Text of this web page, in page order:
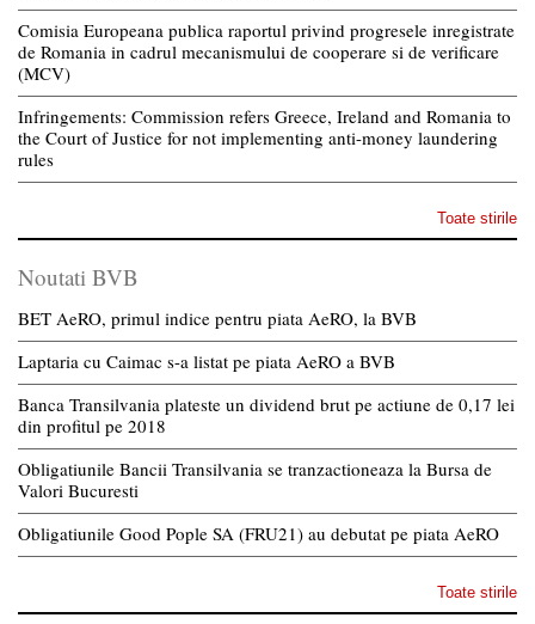
Comisia Europeana publica raportul privind progresele inregistrate
de Romania in cadrul mecanismului de cooperare si de verificare
(MCV)
Infringements: Commission refers Greece, Ireland and Romania to
the Court of Justice for not implementing anti-money laundering
rules
Toate stirile
Noutati BVB
BET AeRO, primul indice pentru piata AeRO, la BVB
Laptaria cu Caimac s-a listat pe piata AeRO a BVB
Banca Transilvania plateste un dividend brut pe actiune de 0,17 lei
din profitul pe 2018
Obligatiunile Bancii Transilvania se tranzactioneaza la Bursa de
Valori Bucuresti
Obligatiunile Good Pople SA (FRU21) au debutat pe piata AeRO
Toate stirile